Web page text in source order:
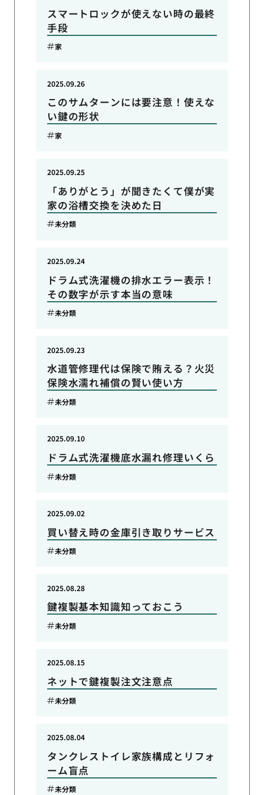
スマートロックが使えない時の最終
手段
家
このサムターンには要注意！使えな
い鍵の形状
2025.09.26
家
「ありがとう」が聞きたくて僕が実
家の浴槽交換を決めた日
2025.09.25
未分類
ドラム式洗濯機の排水エラー表示！
その数字が示す本当の意味
2025.09.24
未分類
水道管修理代は保険で賄える？火災
保険水濡れ補償の賢い使い方
2025.09.23
未分類
ドラム式洗濯機底水漏れ修理いくら
2025.09.10
未分類
買い替え時の金庫引き取りサービス
2025.09.02
未分類
鍵複製基本知識知っておこう
2025.08.28
未分類
ネットで鍵複製注文注意点
2025.08.15
未分類
タンクレストイレ家族構成とリフォ
ーム盲点
2025.08.04
未分類